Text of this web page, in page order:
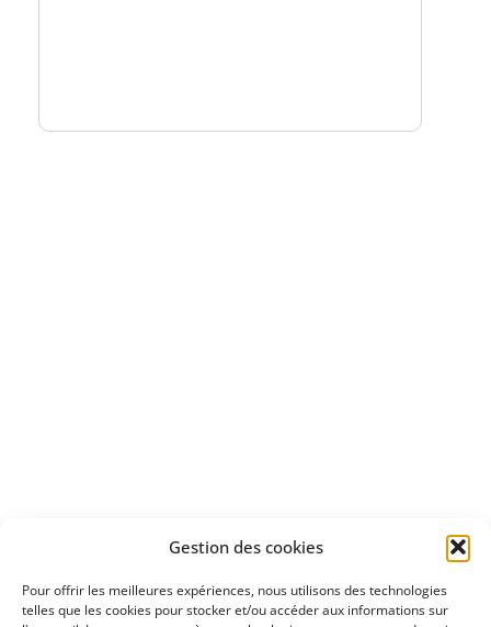
Gestion des cookies
Pour offrir les meilleures expériences, nous utilisons des technologies
telles que les cookies pour stocker et/ou accéder aux informations sur
Découvrez